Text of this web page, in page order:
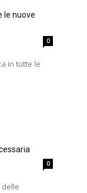
le nuove
0
in tutte le
0